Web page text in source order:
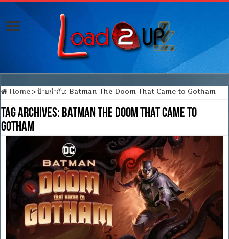
Home > ป้ายกำกับ:Batman The Doom That Came to Gotham
Tag Archives: Batman The Doom That Came to
Gotham